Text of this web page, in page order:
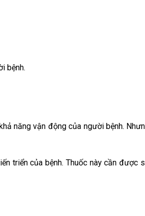
bệnh.
năng vận động của người bệnh.
triển của bệnh. Thuốc này cần